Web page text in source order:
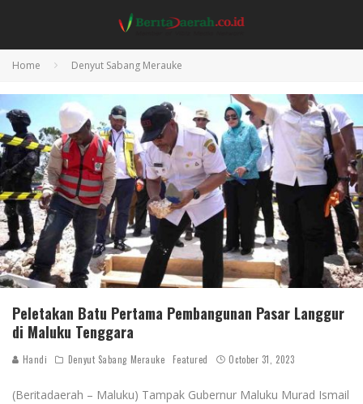
Home Denyut Sabang Merauke
Peletakan Batu Pertama Pembangunan Pasar Langgur
di Maluku Tenggara
Handi Denyut Sabang Merauke Featured October 31, 2023
(Beritadaerah – Maluku) Tampak Gubernur Maluku Murad Ismail